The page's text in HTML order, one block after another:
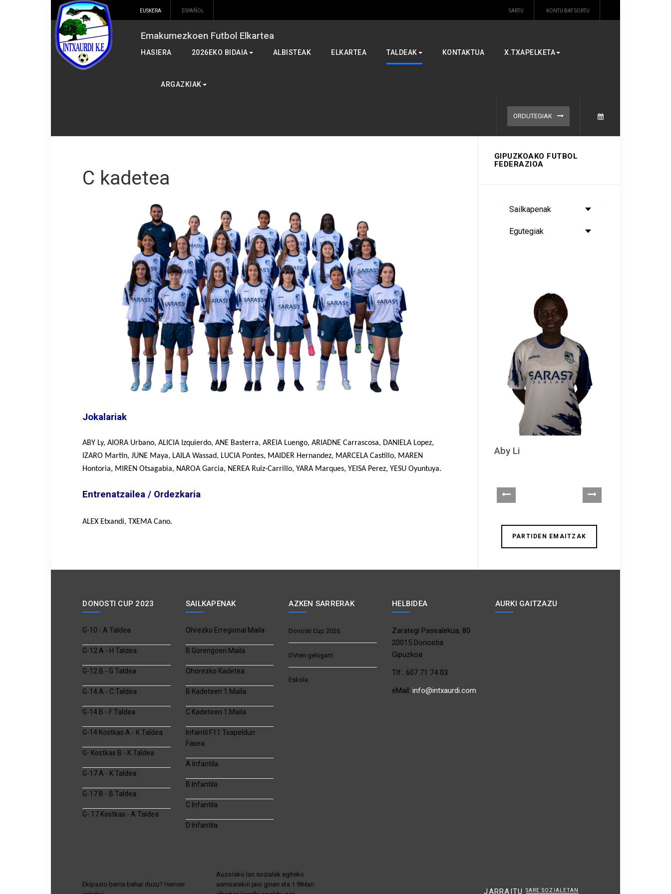
EUSKERA ESPAÑOL
Emakumezkoen Futbol Elkartea
SARTU KONTU BAT SORTU
HASIERA 2026EKO BIDAIA ALBISTEAK ELKARTEA TALDEAK KONTAKTUA X.TXAPELKETA
ARGAZKIAK
ORDUTEGIAK
C kadetea
Jokalariak
ABY Ly, AIORA Urbano, ALICIA Izquierdo, ANE Basterra, AREIA Luengo, ARIADNE Carrascosa, DANIELA Lopez,
IZARO Martin, JUNE Maya, LAILA Wassad, LUCIA Pontes, MAIDER Hernandez, MARCELA Castillo, MAREN
Hontoria, MIREN Otsagabia, NAROA Garcia, NEREA Ruiz-Carrillo, YARA Marques, YEISA Perez, YESU Oyuntuya.
Entrenatzailea / Ordezkaria
ALEX Etxandi, TXEMA Cano.
GIPUZKOAKO FUTBOL
FEDERAZIOA
Sailkapenak
Egutegiak
Aby Li
PARTIDEN EMAITZAK
DONOSTI CUP 2023
G-10 - A Taldea
G-12 A - H Taldea
G-12 B - G Taldea
G-14 A - C Taldea
G-14 B - F Taldea
G-14 Kostkas A - K Taldea
G- Kostkas B - K Taldea
G-17 A - K Taldea
G-17 B - B Taldea
G- 17 Kostkas - A Taldea
SAILKAPENAK
Ohrezko Erregional Maila
B Gorengoen Maila
Ohorezko Kadetea
B Kadeteen 1.Maila
C Kadeteen 1.Maila
Infantil F11 Txapeldun
Fasea
A Infantila
B Infantila
C Infantila
D Infantila
AZKEN SARRERAK
Donosti Cup 2026
DVren gehigarri
Eskola
HELBIDEA
Zarategi Pasealekua, 80
20015 Donostia
Gipuzkoa
Tlf.: 607 71 74 03
eMail:info@intxaurdi.com
AURKI GAITZAZU
Ekipazio berria behar duzu? Hemen
Auzorako lan sozialak egiteko
asmoarekin jaio ginen eta 1.984an
JARRAITU SARE SOZIALETAN